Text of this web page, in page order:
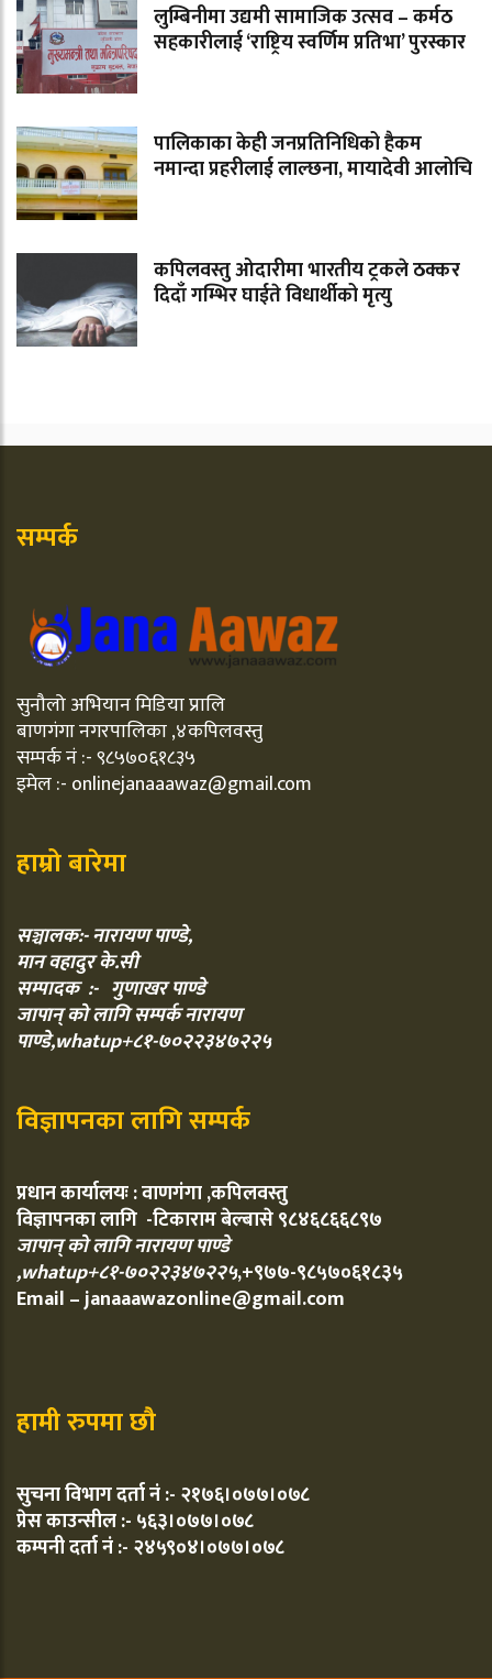
लुम्बिनीमा उद्यमी सामाजिक उत्सव – कर्मठ
सहकारीलाई ‘राष्ट्रिय स्वर्णिम प्रतिभा’ पुरस्कार
पालिकाका केही जनप्रतिनिधिको हैकम
नमान्दा प्रहरीलाई लाल्छना, मायादेवी आलोचि
कपिलवस्तु ओदारीमा भारतीय ट्रकले ठक्कर
दिदाँ गम्भिर घाईते विधार्थीको मृत्यु
सम्पर्क
सुनौलो अभियान मिडिया प्रालि
बाणगंगा नगरपालिका ,४कपिलवस्तु
सम्पर्क नं :- ९८५७०६१८३५
इमेल :- onlinejanaaawaz@gmail.com
हाम्रो बारेमा
सञ्चालक:- नारायण पाण्डे,
मान वहादुर के.सी
सम्पादक :- गुणाखर पाण्डे
जापान् को लागि सम्पर्क नारायण
पाण्डे,whatup+८१-७०२२३४७२२५
विज्ञापनका लागि सम्पर्क
प्रधान कार्यालयः : वाणगंगा ,कपिलवस्तु
विज्ञापनका लागि -टिकाराम बेल्बासे ९८४६८६६८९७
जापान् को लागि नारायण पाण्डे
,whatup+८१-७०२२३४७२२५,+९७७-९८५७०६१८३५
Email – janaaawazonline@gmail.com
हामी रुपमा छौ
सुचना विभाग दर्ता नं :- २१७६।०७७।०७८
प्रेस काउन्सील :- ५६३।०७७।०७८
कम्पनी दर्ता नं :- २४५९०४।०७७।०७८